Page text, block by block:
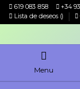
619 083 858 +34
Lista de deseos ()
Menu